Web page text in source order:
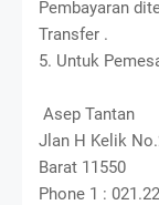
Pembayaran
Transfer .
5. Untuk
Asep Tantan
Jlan H Kelik
Barat 11550
Phone 1 :